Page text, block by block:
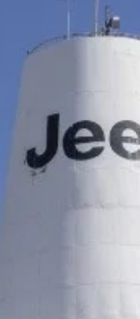
Manifestaciones